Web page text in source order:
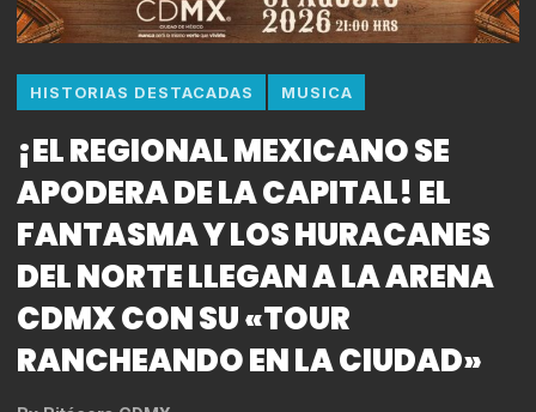
HISTORIAS DESTACADAS MUSICA
¡EL REGIONAL MEXICANO SE
APODERA DE LA CAPITAL! EL
FANTASMA Y LOS HURACANES
DEL NORTE LLEGAN A LA ARENA
CDMX CON SU «TOUR
RANCHEANDO EN LA CIUDAD»